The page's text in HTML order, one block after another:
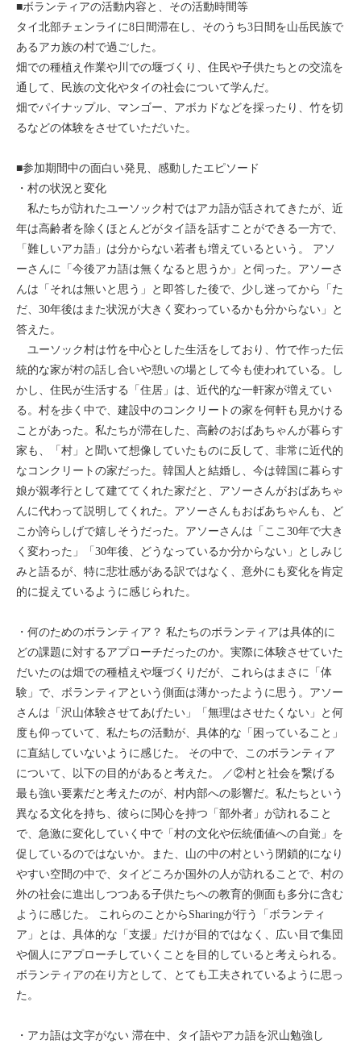
ジョグジャ
ハンガリー
ギリシャ
■ボランティアの活動内容と、その活動時間等
タイ北部チェンライに8日間滞在し、そのうち3日間を山岳民族で
あるアカ族の村で過ごした。
畑での種植え作業や川での堰づくり、住民や子供たちとの交流を
通して、民族の文化やタイの社会について学んだ。
畑でパイナップル、マンゴー、アボカドなどを採ったり、竹を切
るなどの体験をさせていただいた。
■参加期間中の面白い発見、感動したエピソード
・村の状況と変化
私たちが訪れたユーソック村ではアカ語が話されてきたが、近
年は高齢者を除くほとんどがタイ語を話すことができる一方で、
「難しいアカ語」は分からない若者も増えているという。 アソ
ーさんに「今後アカ語は無くなると思うか」と伺った。アソーさ
んは「それは無いと思う」と即答した後で、少し迷ってから「た
だ、30年後はまた状況が大きく変わっているかも分からない」と
答えた。
ユーソック村は竹を中心とした生活をしており、竹で作った伝
統的な家が村の話し合いや憩いの場として今も使われている。し
かし、住民が生活する「住居」は、近代的な一軒家が増えてい
る。村を歩く中で、建設中のコンクリートの家を何軒も見かける
ことがあった。私たちが滞在した、高齢のおばあちゃんが暮らす
家も、「村」と聞いて想像していたものに反して、非常に近代的
なコンクリートの家だった。韓国人と結婚し、今は韓国に暮らす
娘が親孝行として建ててくれた家だと、アソーさんがおばあちゃ
んに代わって説明してくれた。アソーさんもおばあちゃんも、ど
こか誇らしげで嬉しそうだった。アソーさんは「ここ30年で大き
く変わった」「30年後、どうなっているか分からない」としみじ
みと語るが、特に悲壮感がある訳ではなく、意外にも変化を肯定
的に捉えているように感じられた。
・何のためのボランティア？ 私たちのボランティアは具体的に
どの課題に対するアプローチだったのか。実際に体験させていた
だいたのは畑での種植えや堰づくりだが、これらはまさに「体
験」で、ボランティアという側面は薄かったように思う。アソー
さんは「沢山体験させてあげたい」「無理はさせたくない」と何
度も仰っていて、私たちの活動が、具体的な「困っていること」
に直結していないように感じた。 その中で、このボランティア
について、以下の目的があると考えた。 ／②村と社会を繋げる
最も強い要素だと考えたのが、村内部への影響だ。私たちという
異なる文化を持ち、彼らに関心を持つ「部外者」が訪れること
で、急激に変化していく中で「村の文化や伝統価値への自覚」を
促しているのではないか。また、山の中の村という閉鎖的になり
やすい空間の中で、タイどころか国外の人が訪れることで、村の
外の社会に進出しつつある子供たちへの教育的側面も多分に含む
ように感じた。 これらのことからSharingが行う「ボランティ
ア」とは、具体的な「支援」だけが目的ではなく、広い目で集団
や個人にアプローチしていくことを目的していると考えられる。
ボランティアの在り方として、とても工夫されているように思っ
た。
・アカ語は文字がない 滞在中、タイ語やアカ語を沢山勉強し